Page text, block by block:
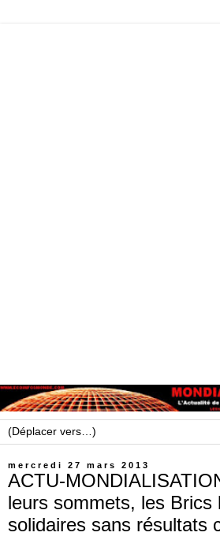
mercredi 27 mars 2013
ACTU-
leurs sommets, les Brics
solidaires sans résultats